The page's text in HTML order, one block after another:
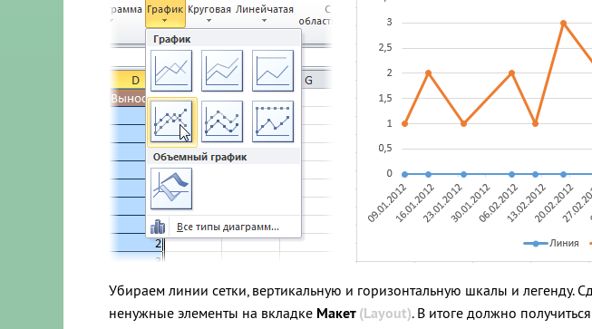
Убираем линии сетки, вертикальную и горизонтальную шкалы и
ненужные элементы на вкладке Макет(Layout). В итоге должно